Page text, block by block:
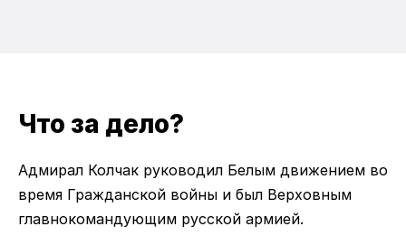
Что за дело?
Адмирал Колчак руководил Белым движением во
время Гражданской войны и был Верховным
главнокомандующим русской армией.